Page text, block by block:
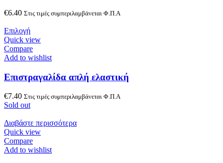
€6.40 Στις τιμές συμπεριλαμβάνεται Φ.Π.Α
Επιλογή
Quick view
Compare
Add to wishlist
Επιστραγαλίδα απλή ελαστική
€7.40 Στις τιμές συμπεριλαμβάνεται Φ.Π.Α
Sold out
Διαβάστε περισσότερα
Quick view
Compare
Add to wishlist